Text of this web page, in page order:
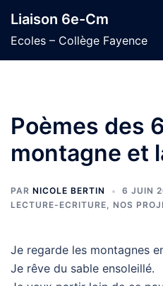
au
contenu
Liaison 6e-Cm
Ecoles – Collège Fayence
Poèmes des
montagne et
PAR NICOLE BERTIN
6 JUIN
LECTURE-ECRITURE, NOS
Je regarde les montagnes
Je rêve du sable ensoleillé.